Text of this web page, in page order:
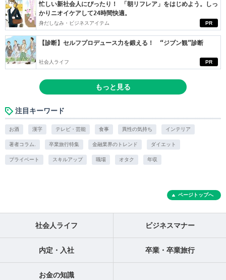
PR
忙しい新社会人にぴったり！ 「朝リフレア」をはじめよう。しっ
かりニオイケアして24時間快適。
身だしなみ・ビジネスアイテム
PR
【診断】セルフプロデュース力を鍛える！ “ジブン観”診断
社会人ライフ
もっと見る
注目キーワード
お酒 漢字 テレビ・芸能 食事 異性の気持ち インテリア
著者コラム. 卒業旅行特集 金融業界のトレンド ダイエット
プライベート スキルアップ 職場 オタク 年収
ページトップへ
社会人ライフ ビジネスマナー
内定・入社 卒業・卒業旅行
お金の知識